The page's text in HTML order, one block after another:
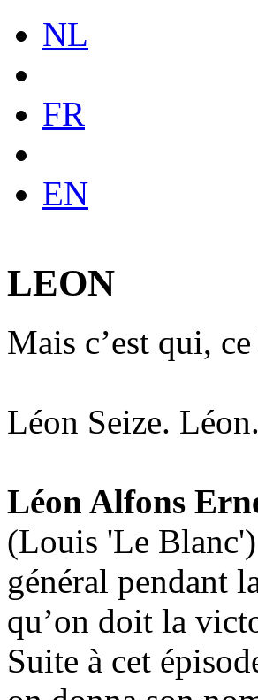
NL
FR
EN
LEON
Mais c’est qui,
Léon Seize.
Léon Alfons
(Louis 'Le
général pendant
qu’on doit la
Suite à cet